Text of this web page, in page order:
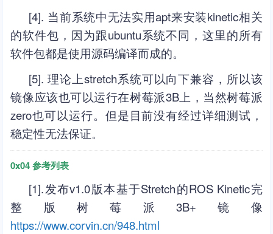
[4]. 当前系统中无法实用apt来安装kinetic相关
的软件包，因为跟ubuntu系统不同，这里的所有
软件包都是使用源码编译而成的。
[5]. 理论上stretch系统可以向下兼容，所以该
镜像应该也可以运行在树莓派3B上，当然树莓派
zero也可以运行。但是目前没有经过详细测试，
稳定性无法保证。
0x04 参考列表
[1].发布v1.0版本基于Stretch的ROS Kinetic完
整版树莓派3B+镜像
https://www.corvin.cn/948.html